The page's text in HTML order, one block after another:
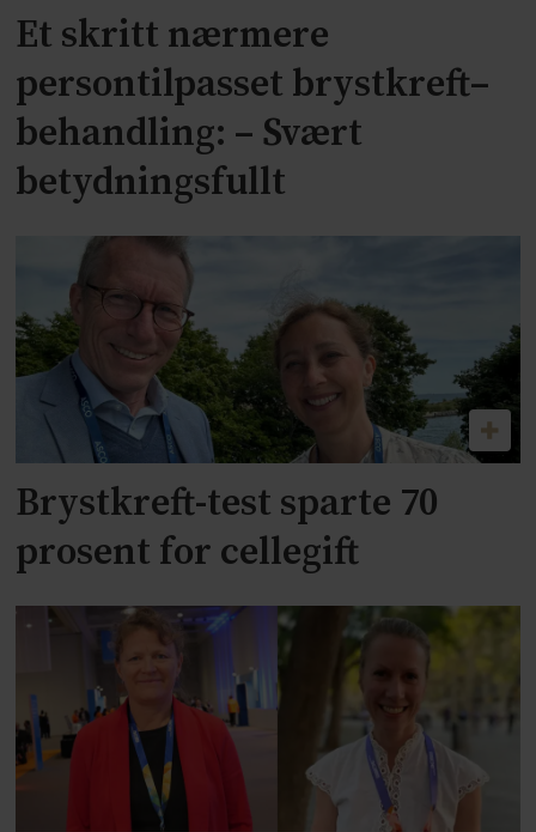
Et skritt nærmere
persontilpasset brystkreft–
behandling: – Svært
betydningsfullt
Brystkreft-test sparte 70
prosent for cellegift